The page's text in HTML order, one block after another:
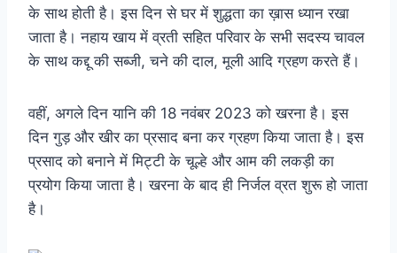
के साथ होती है। इस दिन से घर में शुद्धता का ख़ास ध्यान रखा
जाता है। नहाय खाय में व्रती सहित परिवार के सभी सदस्य चावल
के साथ कद्दू की सब्जी, चने की दाल, मूली आदि ग्रहण करते हैं।
वहीं, अगले दिन यानि की 18 नवंबर 2023 को खरना है। इस
दिन गुड़ और खीर का प्रसाद बना कर ग्रहण किया जाता है। इस
प्रसाद को बनाने में मिट्टी के चूल्हे और आम की लकड़ी का
प्रयोग किया जाता है। खरना के बाद ही निर्जल व्रत शुरू हो जाता
है।